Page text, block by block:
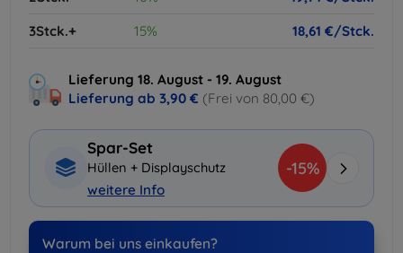
3Stck.+
15% 18,61 €/Stck.
Lieferung 18. August - 19. August
Lieferung ab 3,90 € (Frei von 80,00 €)
Spar-Set
Hüllen + Displayschutz
weitere Info
-15%
Warum bei uns einkaufen?